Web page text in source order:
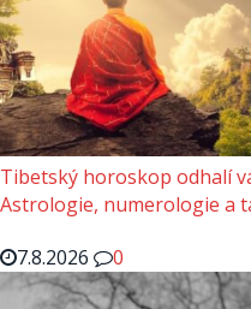
Tibetský horoskop odhalí
Astrologie, numerologie a
7.8.2026
0